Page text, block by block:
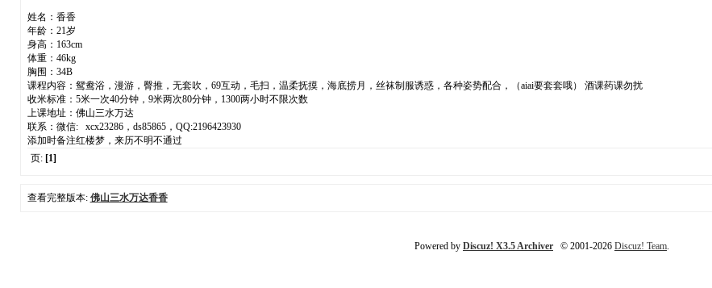
姓名：香香
年龄：21岁
身高：163cm
体重：46kg
胸围：34B
课程内容：鸳鸯浴，漫游，臀推，无套吹，69互动，毛扫，温柔抚摸，海底捞月，丝袜制服诱惑，各种姿势配合，（aiai要套套哦） 酒课药课勿扰
收米标准：5米一次40分钟，9米两次80分钟，1300两小时不限次数
上课地址：佛山三水万达
联系：微信: xcx23286，ds85865，QQ:2196423930
添加时备注红楼梦，来历不明不通过
页: [1]
查看完整版本: 佛山三水万达香香
Powered by Discuz! X3.5 Archiver © 2001-2026 Discuz! Team.